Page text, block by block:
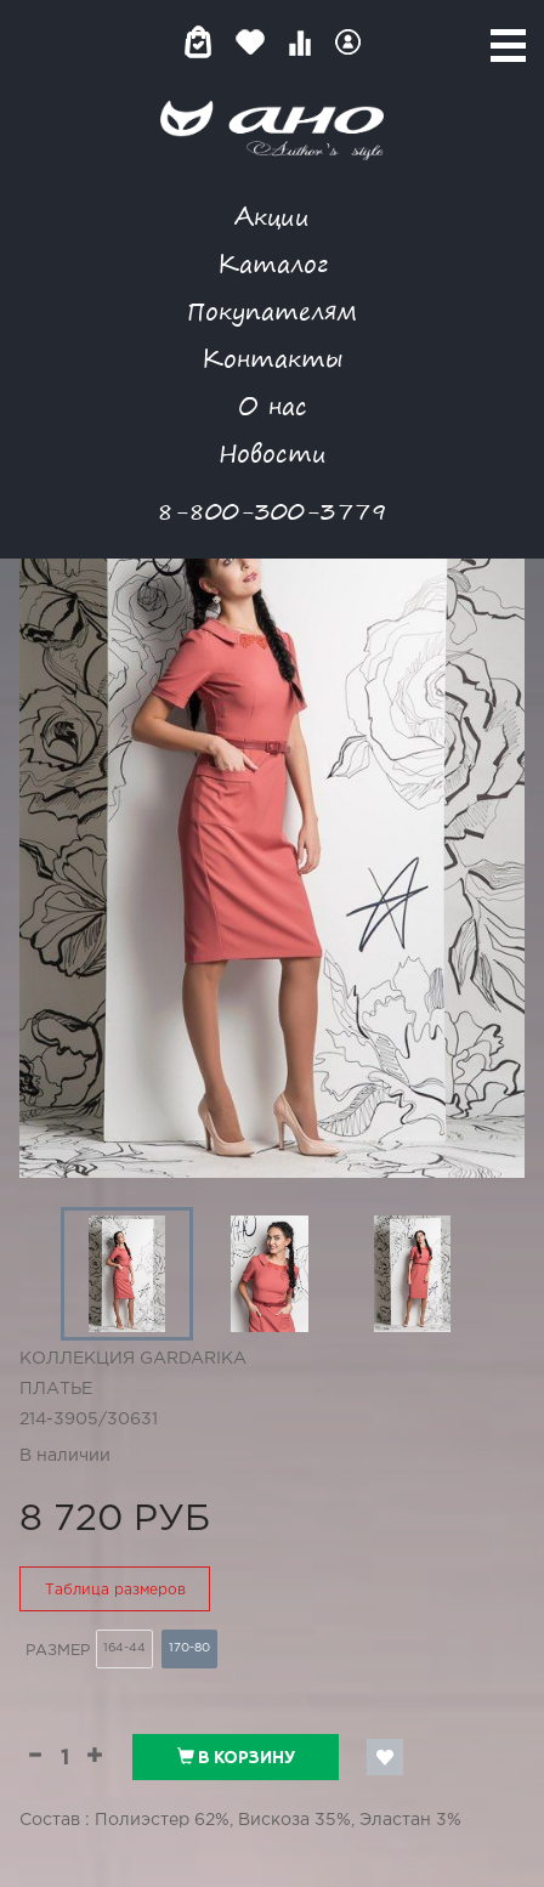
Акции
Каталог
Покупателям
Контакты
О нас
Новости
8-800-300-3779
БРУСНИЧНЫЙ ПУНШ
КОЛЛЕКЦИЯ GARDARIKA
ПЛАТЬЕ
214-3905/30631
В наличии
8 720 РУБ
Таблица размеров
РАЗМЕР 164-44 170-80
В КОРЗИНУ
Состав : Полиэстер 62%, Вискоза 35%, Эластан 3%